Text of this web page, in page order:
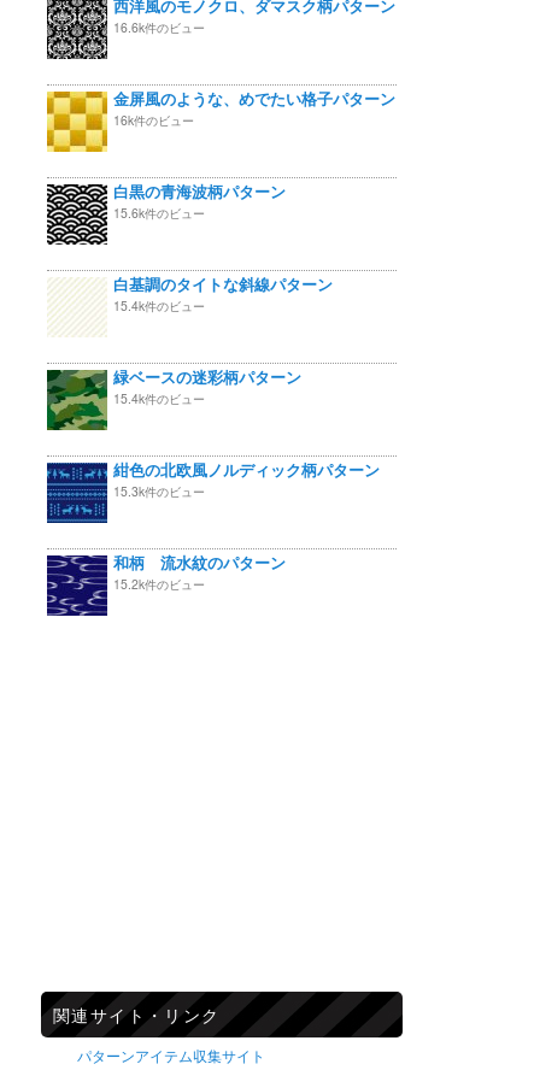
西洋風のモノクロ、ダマスク柄パターン
16.6k件のビュー
金屏風のような、めでたい格子パターン
16k件のビュー
白黒の青海波柄パターン
15.6k件のビュー
白基調のタイトな斜線パターン
15.4k件のビュー
緑ベースの迷彩柄パターン
15.4k件のビュー
紺色の北欧風ノルディック柄パターン
15.3k件のビュー
和柄 流水紋のパターン
15.2k件のビュー
関連サイト・リンク
パターンアイテム収集サイト